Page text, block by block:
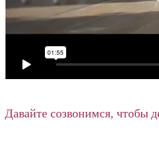
Давайте созвонимся, чтобы